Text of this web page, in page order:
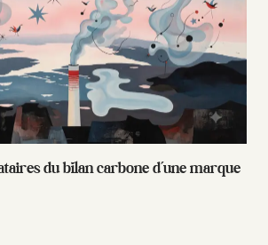
du bilan carbone d’une marque